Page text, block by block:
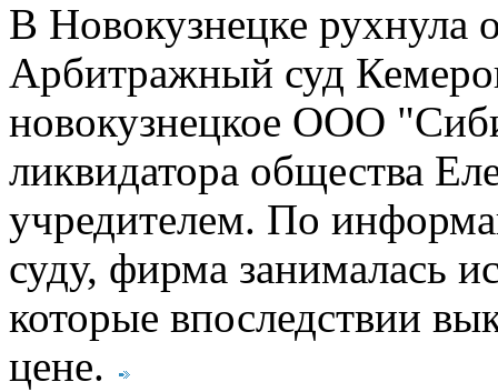
В Новокузнецке рухнула
Арбитражный суд
новокузнецкое ООО
ликвидатора общества
учредителем. По
суду, фирма занималась
которые впоследствии
цене.